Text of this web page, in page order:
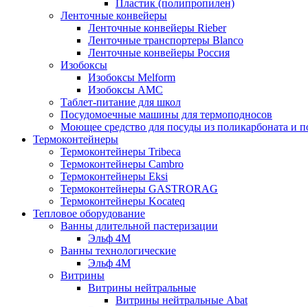
Пластик (полипропилен)
Ленточные конвейеры
Ленточные конвейеры Rieber
Ленточные транспортеры Blanco
Ленточные конвейеры Россия
Изобоксы
Изобоксы Melform
Изобоксы AMC
Таблет-питание для школ
Посудомоечные машины для термоподносов
Моющее средство для посуды из поликарбоната и
Термоконтейнеры
Термоконтейнеры Tribeca
Термоконтейнеры Cambro
Термоконтейнеры Eksi
Термоконтейнеры GASTRORAG
Термоконтейнеры Kocateq
Тепловое оборудование
Ванны длительной пастеризации
Эльф 4М
Ванны технологические
Эльф 4М
Витрины
Витрины нейтральные
Витрины нейтральные Abat